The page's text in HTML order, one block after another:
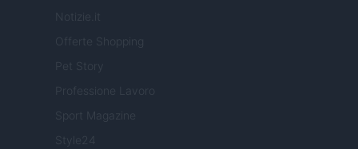
Notizie.it
Offerte Shopping
Professione Lavoro
Sport Magazine
Style24